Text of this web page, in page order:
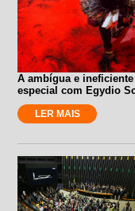
A ambígua e
especial com Egydio
LER MAIS